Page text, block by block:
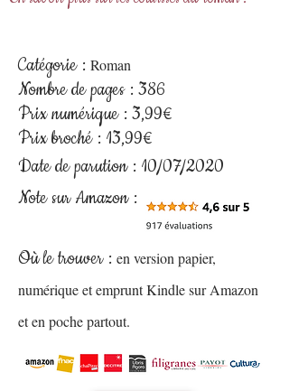
Catégorie : Roman
Nombre de pages : 386
Prix numérique : 3,99€
Prix broché : 13,99€
Date de parution : 10/07/2020
Note sur Amazon :
Où le trouver : en version papier,
numérique et emprunt Kindle sur Amazon
et en poche partout.